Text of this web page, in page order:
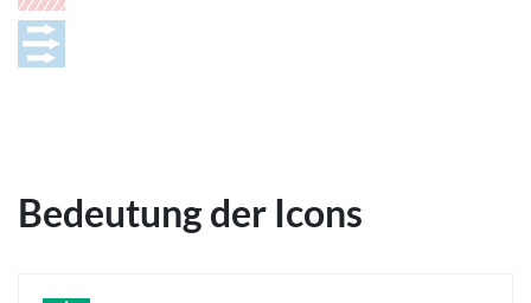
Bedeutung der Icons